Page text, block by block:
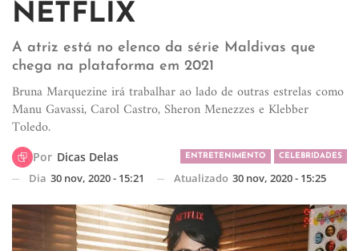
NETFLIX
A atriz está no elenco da série Maldivas que
chega na plataforma em 2021
Bruna Marquezine irá trabalhar ao lado de outras estrelas como
Manu Gavassi, Carol Castro, Sheron Menezzes e Klebber
Toledo.
ENTRETENIMENTO CELEBRIDADES
Por Dicas Delas
Dia 30 nov, 2020 - 15:21 Atualizado 30 nov, 2020 - 15:25